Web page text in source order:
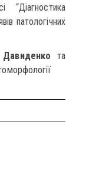
патологічних
Давиденко та